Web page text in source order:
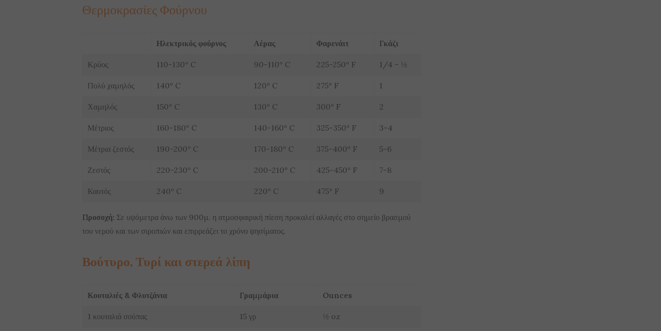
Θερμοκρασίες Φούρνου
Ηλεκτρικός φούρνος Αέρας Φαρενάιτ Γκάζι
Κρύος 110-130° C 90-110° C 225-250° F 1/4 – ½
Πολύ χαμηλός 140° C 120° C 275° F 1
Χαμηλός 150° C 130° C 300° F 2
Μέτριος 160-180° C 140-160° C 325-350° F 3-4
Μέτρια ζεστός 190-200° C 170-180° C 375-400° F 5-6
Ζεστός 220-230° C 200-210° C 425-450° F 7-8
Καυτός 240° C 220° C 475° F 9
Προσοχή: Σε υψόμετρα άνω των 900μ. η ατμοσφαιρική πίεση προκαλεί αλλαγές στο σημείο βρασμού
του νερού και των σιροπιών και επιρρεάζει το χρόνο ψησίματος.
Βούτυρο, Τυρί και στερεά λίπη
Κουταλιές & Φλυτζάνια Γραμμάρια Ounces
1 κουταλιά σούπας 15 γρ ½ oz